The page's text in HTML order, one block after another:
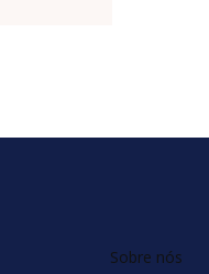
Sobre nós